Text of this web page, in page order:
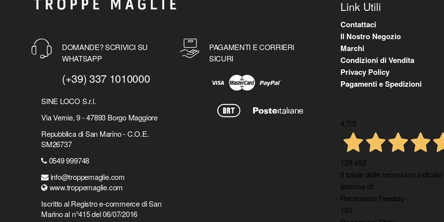
BLAZE
BLUES BROTHERS
BLUEY
BOB MARLEY
BORED OF DIRECTORS
BORUSSIA DORTMUND
BORUTO
BRAWL STARS
BRING ME THE HORIZON
BRUCE SPRINGSTEEN
BULLET FOR MY VALENTINE
CALL OF DUTY
DOMANDE? SCRIVICI SU
WHATSAPP
(+39) 337 1010000
SINE LOCO S.r.l.
Via Vernie, 9 - 47893 Borgo Maggiore
Repubblica di San Marino - C.O.E.
SM26737
0549 999748
info@troppemaglie.com
www.troppemaglie.com
Iscritto al Registro e-commerce di San
Marino al n°415 del 06/07/2016
PAGAMENTI E CORRIERI
SICURI
Link Utili
Contattaci
Il Nostro Negozio
Marchi
Condizioni di Vendita
Privacy Policy
Pagamenti e Spedizioni
4,7/5
129.452
Il totale delle recensioni
somma di:
Recensioni Feedaty
160